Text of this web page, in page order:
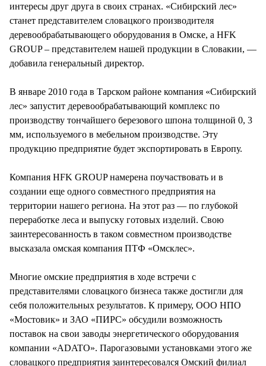
интересы друг друга в своих странах. «Сибирский лес»
станет представителем словацкого производителя
деревообрабатывающего оборудования в Омске, а HFK
GROUP – представителем нашей продукции в Словакии, —
добавила генеральный директор.
В январе 2010 года в Тарском районе компания «Сибирский
лес» запустит деревообрабатывающий комплекс по
производству тончайшего березового шпона толщиной 0, 3
мм, используемого в мебельном производстве. Эту
продукцию предприятие будет экспортировать в Европу.
Компания HFK GROUP намерена поучаствовать и в
создании еще одного совместного предприятия на
территории нашего региона. На этот раз — по глубокой
переработке леса и выпуску готовых изделий. Свою
заинтересованность в таком совместном производстве
высказала омская компания ПТФ «Омсклес».
Многие омские предприятия в ходе встречи с
представителями словацкого бизнеса также достигли для
себя положительных результатов. К примеру, ООО НПО
«Мостовик» и ЗАО «ПИРС» обсудили возможность
поставок на свои заводы энергетического оборудования
компании «ADATO». Парогазовыми установками этого же
словацкого предприятия заинтересовался Омский филиал